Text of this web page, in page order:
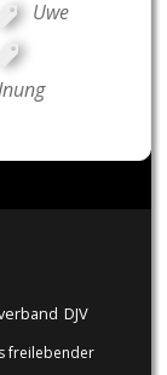
Uwe
DJV
freilebender